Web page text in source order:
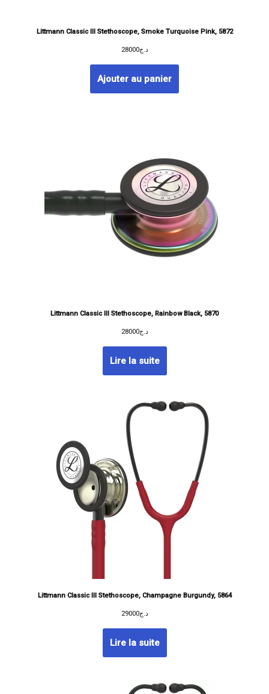
Littmann Classic III Stethoscope, Smoke Turquoise Pink, 5872
د.ج28000
Ajouter au panier
Littmann Classic III Stethoscope, Rainbow Black, 5870
د.ج28000
Lire la suite
Littmann Classic III Stethoscope, Champagne Burgundy, 5864
د.ج29000
Lire la suite